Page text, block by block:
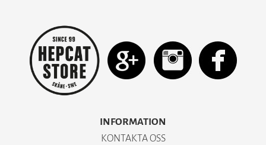
INFORMATION
KONTAKTA OSS